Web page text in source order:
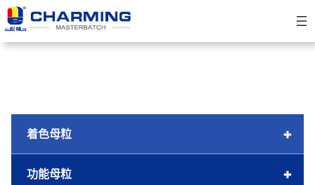
跳
至
内
+
着色母粒
+
功能母粒